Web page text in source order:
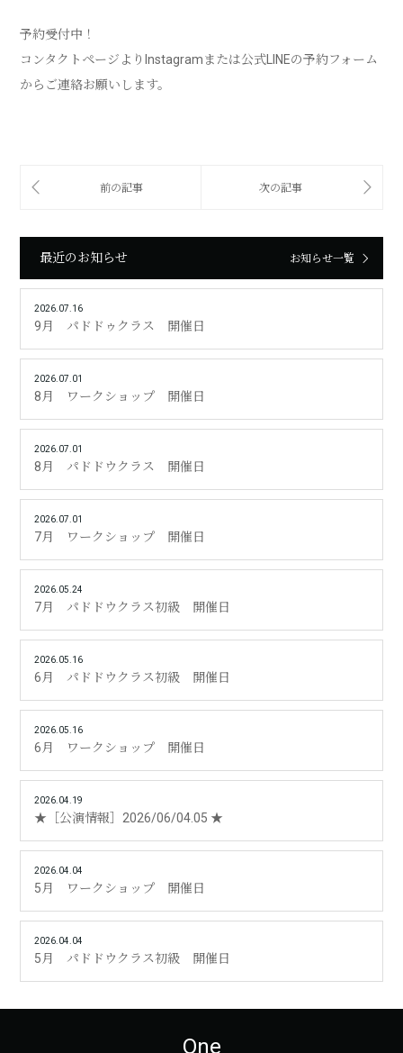
予約受付中！
コンタクトページよりInstagramまたは公式LINEの予約フォーム
からご連絡お願いします。
最近のお知らせ お知らせ一覧
2026.07.16
9月 パドドゥクラス 開催日
2026.07.01
8月 ワークショップ 開催日
2026.07.01
8月 パドドウクラス 開催日
2026.07.01
7月 ワークショップ 開催日
2026.05.24
7月 パドドウクラス初級 開催日
2026.05.16
6月 パドドウクラス初級 開催日
2026.05.16
6月 ワークショップ 開催日
2026.04.19
★［公演情報］2026/06/04.05 ★
2026.04.04
5月 ワークショップ 開催日
2026.04.04
5月 パドドウクラス初級 開催日
One